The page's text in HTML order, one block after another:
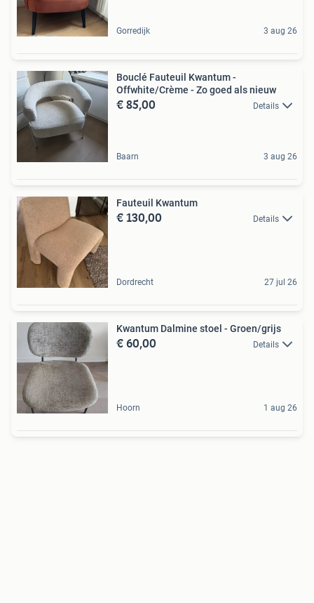
Gorredijk 3 aug 26
Bouclé Fauteuil Kwantum -
Offwhite/Crème - Zo goed als nieuw
€ 85,00 Details
Baarn 3 aug 26
Fauteuil Kwantum
€ 130,00 Details
Dordrecht 27 jul 26
Kwantum Dalmine stoel - Groen/grijs
€ 60,00 Details
Hoorn 1 aug 26